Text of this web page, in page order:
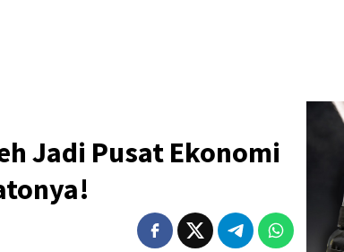
Jadi Pusat Ekonomi